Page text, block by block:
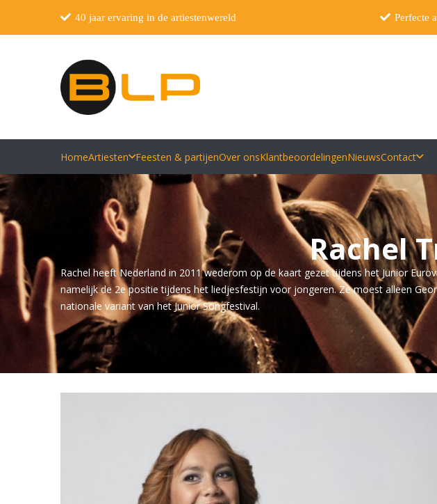
40 jaar ervaring in de artiestenwereld Perfecte
HomeArtiesten Feesten & partijenOver onsKlantbeoordelingenNieuwsContact
Rachel
Rachel heeft Nederland in 2011 wederom op de kaart gezet tijdens het Junior
namelijk de 2e positie tijdens het liedjesfestijn voor jongeren. Ze moest alleen
nationale variant van het Junior Songfestival.